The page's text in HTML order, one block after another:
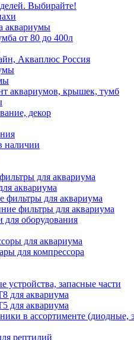
Выбирайте!
аквариумы
от 80 до 400л
Акваплюс Россия
аквариумов, крышек, тумб
декор
наличии
для аквариума
аквариума
фильтры для аквариума
фильтры для аквариума
для оборудования
для аквариума
для компрессора
устройства, запасные части
для аквариума
для аквариума
в ассортименте (диодные,
рептилий